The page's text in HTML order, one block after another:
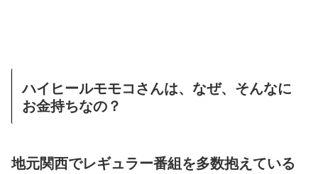
ハイヒールモモコさんは、なぜ、そんなに
お金持ちなの？
地元関西でレギュラー番組を多数抱えている